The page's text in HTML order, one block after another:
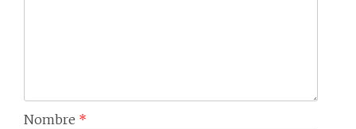
Nombre *